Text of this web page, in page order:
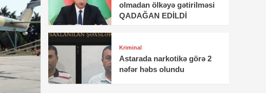
olmadan ölkəyə gətirilməsi
QADAĞAN EDİLDİ
Kriminal
Astarada narkotikə görə 2
nəfər həbs olundu